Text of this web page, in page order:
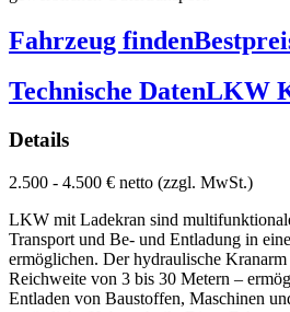
Fahrzeug finden
Technische DatenLKW
Details
2.500 - 4.500 € netto (zzgl. MwSt.)
LKW mit Ladekran sind
Transport und Be- und Entladung in
ermöglichen. Der hydraulische
Reichweite von 3 bis 30 Metern –
Entladen von Baustoffen, Maschinen